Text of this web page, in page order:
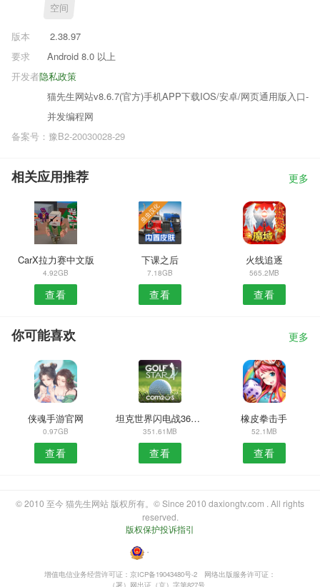
空间
版本
2.38.97
要求
Android 8.0 以上
隐私政策
开发者
猫先生网站v8.6.7(官方)手机APP下载IOS/安卓/网页通用版入口-
并发编程网
备案号：豫B2-20030028-29
相关应用推荐 更多
CarX拉力赛中文版
4.92GB
查看
下课之后
7.18GB
查看
火线追逐
565.2MB
查看
你可能喜欢 更多
侠魂手游官网
0.97GB
查看
坦克世界闪电战360版
351.61MB
查看
橡皮拳击手
52.1MB
查看
© 2010 至今 猫先生网站 版权所有。© Since 2010 daxiongtv.com . All rights
reserved.
版权保护投诉指引
・
增值电信业务经营许可证：京ICP备19043480号-2
网络出版服务许可证：